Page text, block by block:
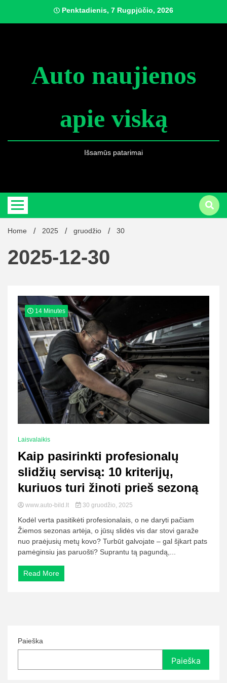
content
Penktadienis, 7 Rugpjūčio, 2026
Auto naujienos
apie viską
Išsamūs patarimai
Home 2025 gruodžio 30
2025-12-30
14 Minutes
Laisvalaikis
Kaip pasirinkti profesionalų
slidžių servisą: 10 kriterijų,
kuriuos turi žinoti prieš sezoną
www.auto-bild.lt 30 gruodžio, 2025
Kodėl verta pasitikėti profesionalais, o ne daryti pačiam
Žiemos sezonas artėja, o jūsų slidės vis dar stovi garaže
nuo praėjusių metų kovo? Turbūt galvojate – gal šįkart pats
pamėginsiu jas paruošti? Suprantu tą pagundą,...
Read More
Paieška
Paieška